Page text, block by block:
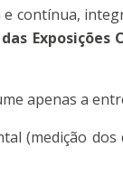
contínua,
Exposições
apenas a
(medição